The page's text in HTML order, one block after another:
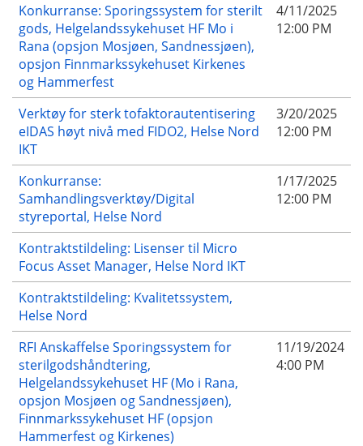
Konkurranse: Sporingssystem for sterilt
gods, Helgelandssykehuset HF Mo i
Rana (opsjon Mosjøen, Sandnessjøen),
opsjon Finnmarkssykehuset Kirkenes
og Hammerfest
4/11/2025
12:00 PM
Verktøy for sterk tofaktorautentisering
eIDAS høyt nivå med FIDO2, Helse Nord
IKT
3/20/2025
12:00 PM
Konkurranse:
Samhandlingsverktøy/Digital
styreportal, Helse Nord
1/17/2025
12:00 PM
Kontraktstildeling: Lisenser til Micro
Focus Asset Manager, Helse Nord IKT
Kontraktstildeling: Kvalitetssystem,
Helse Nord
RFI Anskaffelse Sporingssystem for
sterilgodshåndtering,
Helgelandssykehuset HF (Mo i Rana,
opsjon Mosjøen og Sandnessjøen),
Finnmarkssykehuset HF (opsjon
Hammerfest og Kirkenes)
11/19/2024
4:00 PM